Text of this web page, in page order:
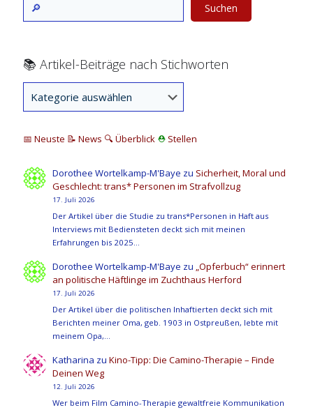
Suchen
📚 Artikel-Beiträge nach Stichworten
📅 Neuste 📝 News 🔍 Überblick ⛑ Stellen
Dorothee Wortelkamp-M'Baye zu Sicherheit, Moral und
Geschlecht: trans* Personen im Strafvollzug
17. Juli 2026
Der Artikel über die Studie zu trans*Personen in Haft aus
Interviews mit Bediensteten deckt sich mit meinen
Erfahrungen bis 2025…
Dorothee Wortelkamp-M'Baye zu „Opferbuch“ erinnert
an politische Häftlinge im Zuchthaus Herford
17. Juli 2026
Der Artikel über die politischen Inhaftierten deckt sich mit
Berichten meiner Oma, geb. 1903 in Ostpreußen, lebte mit
meinem Opa,…
Katharina zuKino-Tipp: Die Camino-Therapie – Finde
Deinen Weg
12. Juli 2026
Wer beim Film Camino-Therapie gewaltfreie Kommunikation